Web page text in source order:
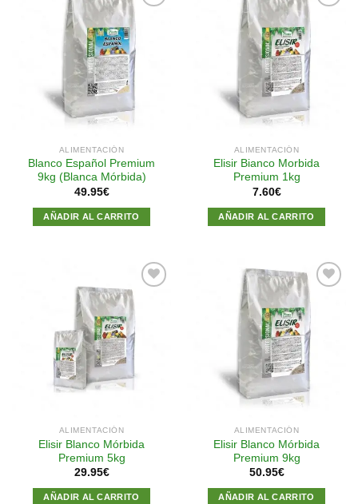
Añadir
lista de
ALIMENTACIÓN
Blanco Español Premium
9kg (Blanca Mórbida)
49.95€
AÑADIR AL CARRITO
Añadir
lista de
ALIMENTACIÓN
Elisir Bianco Morbida
Premium 1kg
7.60€
AÑADIR AL CARRITO
Añadir
lista de
ALIMENTACIÓN
Elisir Blanco Mórbida
Premium 5kg
29.95€
AÑADIR AL CARRITO
Añadir
lista de
ALIMENTACIÓN
Elisir Blanco Mórbida
Premium 9kg
50.95€
AÑADIR AL CARRITO